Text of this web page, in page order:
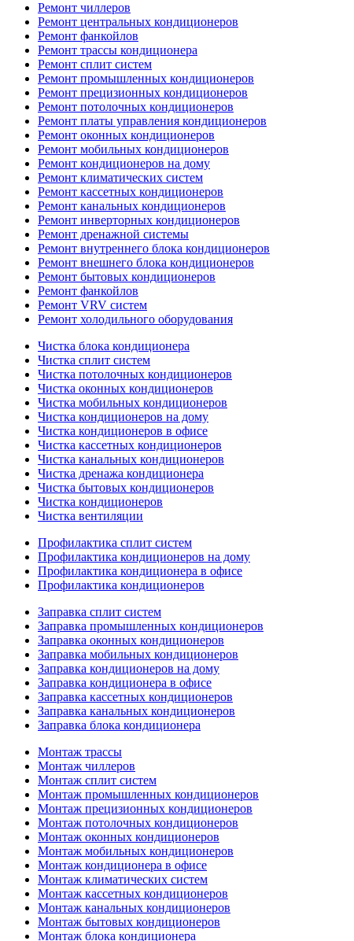
Ремонт чиллеров
Ремонт центральных кондиционеров
Ремонт фанкойлов
Ремонт трассы кондиционера
Ремонт сплит систем
Ремонт промышленных кондиционеров
Ремонт прецизионных кондиционеров
Ремонт потолочных кондиционеров
Ремонт платы управления кондиционеров
Ремонт оконных кондиционеров
Ремонт мобильных кондиционеров
Ремонт кондиционеров на дому
Ремонт климатических систем
Ремонт кассетных кондиционеров
Ремонт канальных кондиционеров
Ремонт инверторных кондиционеров
Ремонт дренажной системы
Ремонт внутреннего блока кондиционеров
Ремонт внешнего блока кондиционеров
Ремонт бытовых кондиционеров
Ремонт фанкойлов
Ремонт VRV систем
Ремонт холодильного оборудования
Чистка блока кондиционера
Чистка сплит систем
Чистка потолочных кондиционеров
Чистка оконных кондиционеров
Чистка мобильных кондиционеров
Чистка кондиционеров на дому
Чистка кондиционеров в офисе
Чистка кассетных кондиционеров
Чистка канальных кондиционеров
Чистка дренажа кондиционера
Чистка бытовых кондиционеров
Чистка кондиционеров
Чистка вентиляции
Профилактика сплит систем
Профилактика кондиционеров на дому
Профилактика кондиционера в офисе
Профилактика кондиционеров
Заправка сплит систем
Заправка промышленных кондиционеров
Заправка оконных кондиционеров
Заправка мобильных кондиционеров
Заправка кондиционеров на дому
Заправка кондиционера в офисе
Заправка кассетных кондиционеров
Заправка канальных кондиционеров
Заправка блока кондиционера
Монтаж трассы
Монтаж чиллеров
Монтаж сплит систем
Монтаж промышленных кондиционеров
Монтаж прецизионных кондиционеров
Монтаж потолочных кондиционеров
Монтаж оконных кондиционеров
Монтаж мобильных кондиционеров
Монтаж кондиционера в офисе
Монтаж климатических систем
Монтаж кассетных кондиционеров
Монтаж канальных кондиционеров
Монтаж бытовых кондиционеров
Монтаж блока кондиционера